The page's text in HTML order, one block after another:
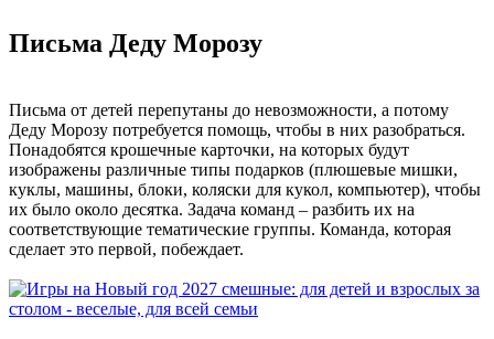
Письма Деду Морозу
Письма от детей перепутаны до невозможности, а потому
Деду Морозу потребуется помощь, чтобы в них разобраться.
Понадобятся крошечные карточки, на которых будут
изображены различные типы подарков (плюшевые мишки,
куклы, машины, блоки, коляски для кукол, компьютер), чтобы
их было около десятка. Задача команд – разбить их на
соответствующие тематические группы. Команда, которая
сделает это первой, побеждает.